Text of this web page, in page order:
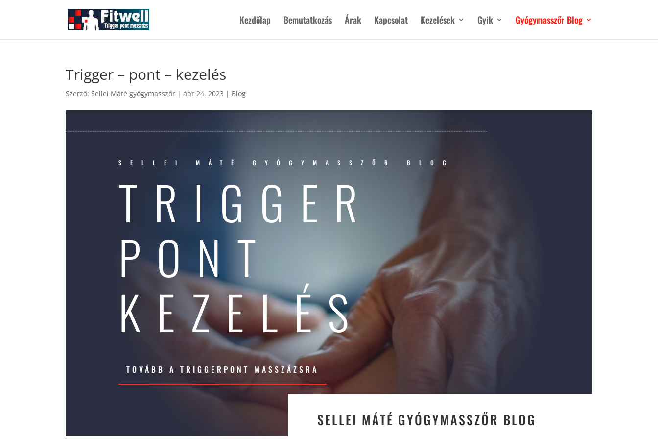
Kezdőlap Bemutatkozás Árak Kapcsolat Kezelések Gyik Gyógymasszőr Blog
Trigger – pont – kezelés
Szerző:Sellei Máté gyógymasszőr |ápr 24, 2023 | Blog
SELLEI MÁTÉ GYÓGYMASSZŐR BLOG
TRIGGER
PONT
KEZELÉS
TOVÁBB A TRIGGERPONT MASSZÁZSRA
SELLEI MÁTÉ GYÓGYMASSZŐR BLOG